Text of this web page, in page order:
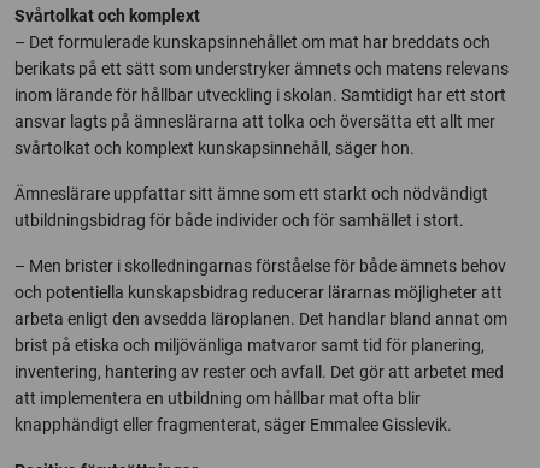
Svårtolkat och komplext
– Det formulerade kunskapsinnehållet om mat har breddats och
berikats på ett sätt som understryker ämnets och matens relevans
inom lärande för hållbar utveckling i skolan. Samtidigt har ett stort
ansvar lagts på ämneslärarna att tolka och översätta ett allt mer
svårtolkat och komplext kunskapsinnehåll, säger hon.
Ämneslärare uppfattar sitt ämne som ett starkt och nödvändigt
utbildningsbidrag för både individer och för samhället i stort.
– Men brister i skolledningarnas förståelse för både ämnets behov
och potentiella kunskapsbidrag reducerar lärarnas möjligheter att
arbeta enligt den avsedda läroplanen. Det handlar bland annat om
brist på etiska och miljövänliga matvaror samt tid för planering,
inventering, hantering av rester och avfall. Det gör att arbetet med
att implementera en utbildning om hållbar mat ofta blir
knapphändigt eller fragmenterat, säger Emmalee Gisslevik.